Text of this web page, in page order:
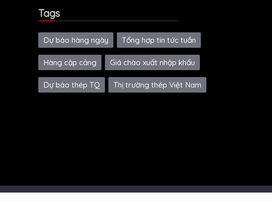
Tags
Dự báo hàng ngày Tổng hợp tin tức tuần
Hàng cập cảng Giá chào xuất nhập khẩu
Dự báo thép TQ Thị trường thép Việt Nam